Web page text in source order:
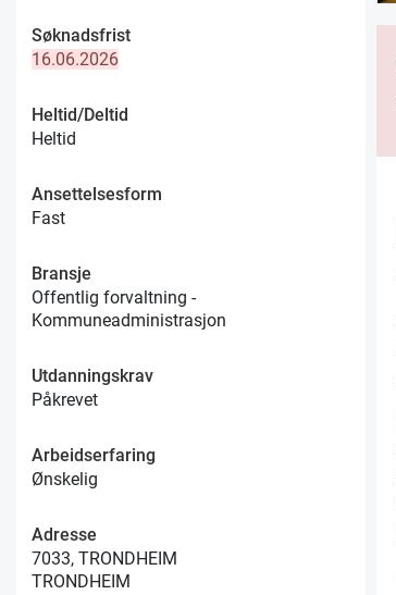
Søknadsfrist
16.06.2026
Heltid/Deltid
Heltid
Ansettelsesform
Fast
Bransje
Offentlig forvaltning -
Kommuneadministrasjon
Utdanningskrav
Påkrevet
Arbeidserfaring
Ønskelig
Adresse
7033, TRONDHEIM
TRONDHEIM